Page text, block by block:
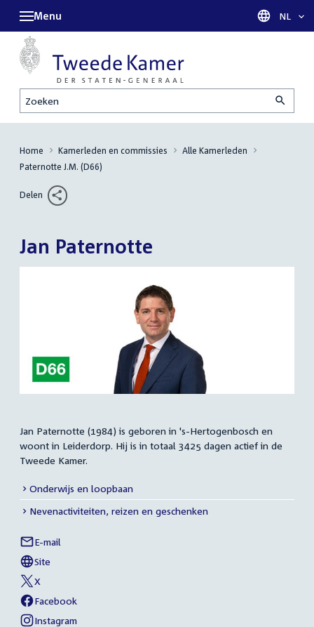
Zoeken
Menu Taal
NL
Home Kamerleden en commissies
Alle Kamerleden
Paternotte J.M. (D66)
Delen
Jan Paternotte
Samenvatting
Jan Paternotte (1984) is geboren in 's-Hertogenbosch en
woont in Leiderdorp. Hij is in totaal 3425 dagen actief in de
Tweede Kamer.
Meer
info
Onderwijs en loopbaan
Nevenactiviteiten, reizen en geschenken
Links
naar
sociale
media
E-mail
Jan
Paternotte
Site
van
Jan
Paternotte
X
van
Jan
Paternotte
Facebook
van
JanInstagram